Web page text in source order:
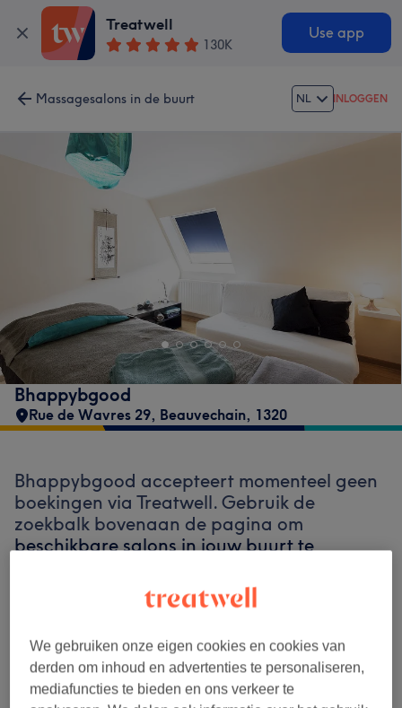
Treatwell
130K
Use app
Massagesalons in de buurt NL INLOGGEN
Bhappybgood
Rue de Wavres 29, Beauvechain, 1320
Bhappybgood accepteert momenteel geen
boekingen via Treatwell. Gebruik de
zoekbalk bovenaan de pagina om
beschikbare salons in jouw buurt te
professionals die klaarstaan om je te
Vind de beste salons bij jou in de buurt
We gebruiken onze eigen cookies en cookies van
derden om inhoud en advertenties te personaliseren,
mediafuncties te bieden en ons verkeer te